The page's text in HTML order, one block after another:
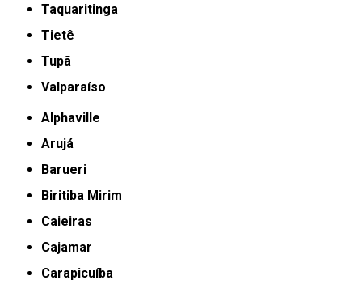
Taquaritinga
Tietê
Tupã
Valparaíso
Alphaville
Arujá
Barueri
Biritiba Mirim
Caieiras
Cajamar
Carapicuíba